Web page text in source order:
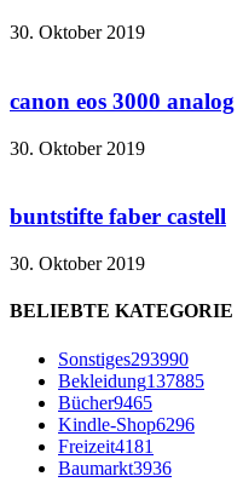
30. Oktober 2019
canon eos 3000 analog
30. Oktober 2019
buntstifte faber castell
30. Oktober 2019
BELIEBTE KATEGORIE
Sonstiges293990
Bekleidung137885
Bücher9465
Kindle-Shop6296
Freizeit4181
Baumarkt3936